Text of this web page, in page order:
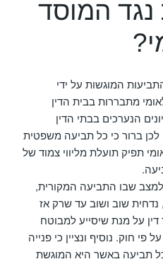
נגד המוסד
המוגשות על ידי
מתבררות בבית הדין
הנערכים בבתי הדין
ברור כי כל תביעה משפטית
תפיק תועלת מליווי צמוד של
למצב שבו התביעה המקורית,
שוב ושוב עד שרק אז
דין על מנת שיסייע למבוטח
חוק. נוסיף ונציין כי פנייה
תביעה באשר היא המוגשת